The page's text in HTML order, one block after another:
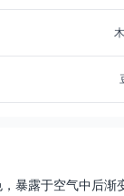
暴露于空气中后渐